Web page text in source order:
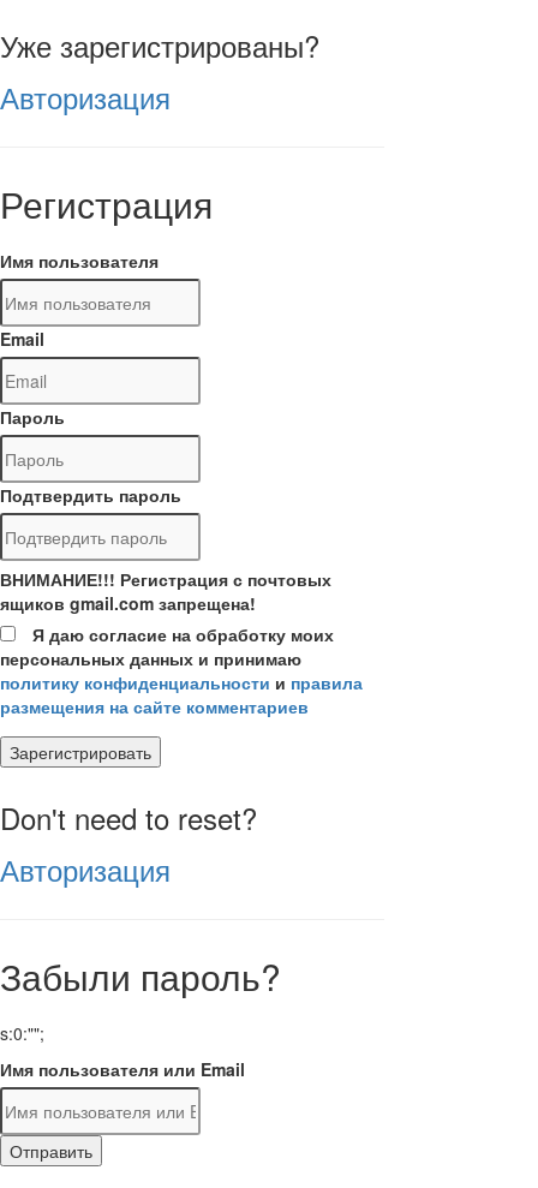
Уже зарегистрированы?
Авторизация
Регистрация
Имя пользователя
Email
Пароль
Подтвердить пароль
ВНИМАНИЕ!!! Регистрация с почтовых
ящиков gmail.com запрещена!
Я даю согласие на обработку моих
персональных данных и принимаю
политику конфиденциальности и правила
размещения на сайте комментариев
Зарегистрировать
Don't need to reset?
Авторизация
Забыли пароль?
s:0:"";
Имя пользователя или Email
Отправить